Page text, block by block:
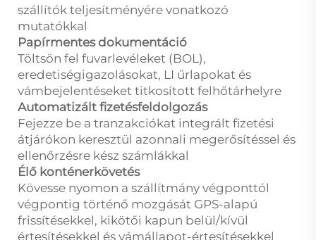
szállítók teljesítményére vonatkozó
mutatókkal
Papírmentes dokumentáció
Töltsön fel fuvarlevéleket (BOL),
eredetiségigazolásokat, LI űrlapokat és
vámbejelentéseket titkosított felhőtárhelyre
Automatizált fizetésfeldolgozás
Fejezze be a tranzakciókat integrált fizetési
átjárókon keresztül azonnali megerősítéssel és
ellenőrzésre kész számlákkal
Élő konténerkövetés
Kövesse nyomon a szállítmány végponttól
végpontig történő mozgását GPS-alapú
frissítésekkel, kikötői kapun belül/kívül
értesítésekkel és vámállapot-értesítésekkel